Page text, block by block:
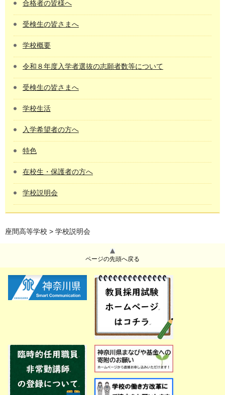
合格者の皆様へ
受検生の皆さまへ
学校概要
令和８年度入学者選抜の志願者数等について
受検生の皆さまへ
学校生活
入学希望者の方へ
特色
在校生・保護者の方へ
学校説明会
座間高等学校 > 学校説明会
ページの先頭へ戻る